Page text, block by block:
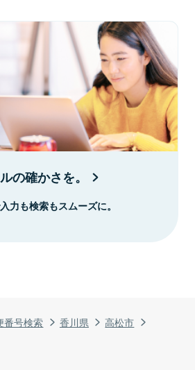
番号検索 香川県
高松市
の確かさを。
力も検索もスムーズに。